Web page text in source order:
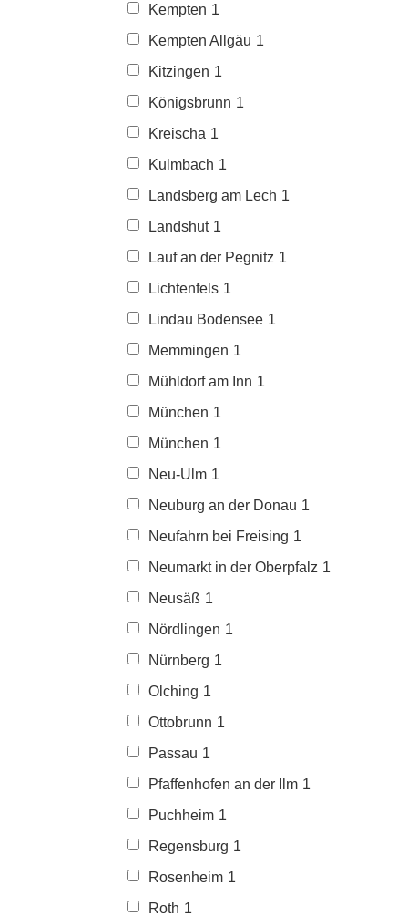
Kempten 1
Kempten Allgäu 1
Kitzingen 1
Königsbrunn 1
Kreischa 1
Kulmbach 1
Landsberg am Lech 1
Landshut 1
Lauf an der Pegnitz 1
Lichtenfels 1
Lindau Bodensee 1
Memmingen 1
Mühldorf am Inn 1
München 1
München 1
Neu-Ulm 1
Neuburg an der Donau 1
Neufahrn bei Freising 1
Neumarkt in der Oberpfalz 1
Neusäß 1
Nördlingen 1
Nürnberg 1
Olching 1
Ottobrunn 1
Passau 1
Pfaffenhofen an der Ilm 1
Puchheim 1
Regensburg 1
Rosenheim 1
Roth 1